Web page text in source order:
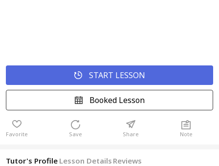
START LESSON
Booked Lesson
Favorite Save Share Note
Tutor's Profile Lesson Details Reviews